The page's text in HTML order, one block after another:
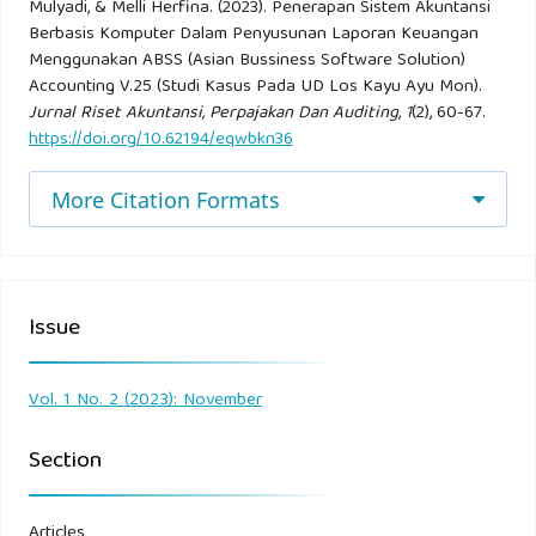
Prima, A. P., & Putri, A. D. (2020). Analisis Implementasi
Sistem Informasi Akuntansi Dengan Menggunakan
Accounting Software Pada PT Bisnis Teknologi Manajemen.
Computer Based Information Systeml (CBIS) Journal2020.
Putri, S. Y., & Yanti, N. S. (2019). Praktikum Komputer
Akuntansi Menggunakan ABSS Accounting V25.
Untuk Pengolahan Data Akuntansi Studi Kasus: PT.
Quantum Electricindo Lestari. Mantik Panusa, 55.
Safitri, A. S., Azari, C., & Kusuma, Y. B. (2020). Penerapan
Akuntansi Keuangan Berbasis Komputer Apolikasi Mind
Mulyadi, & Melli Herfina. (2023). Penerapan Sistem Akuntansi
Berbasis Komputer Dalam Penyusunan Laporan Keuangan
Menggunakan ABSS (Asian Bussiness Software Solution)
Accounting V.25 (Studi Kasus Pada UD Los Kayu Ayu Mon).
Jurnal Riset Akuntansi, Perpajakan Dan Auditing, 1(2), 60-67.
https://doi.org/10.62194/eqwbkn36
More Citation Formats
Issue
Vol. 1 No. 2 (2023): November
Section